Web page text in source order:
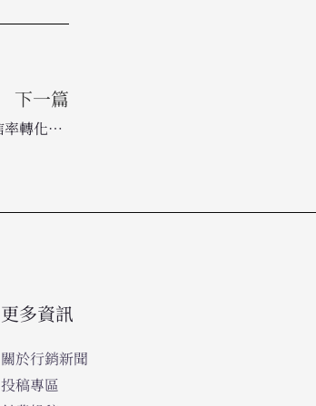
下一篇
2026 電子郵件行銷數據分析指南：如何將開信率轉化為實質營收
更多資訊
關於行銷新聞
投稿專區